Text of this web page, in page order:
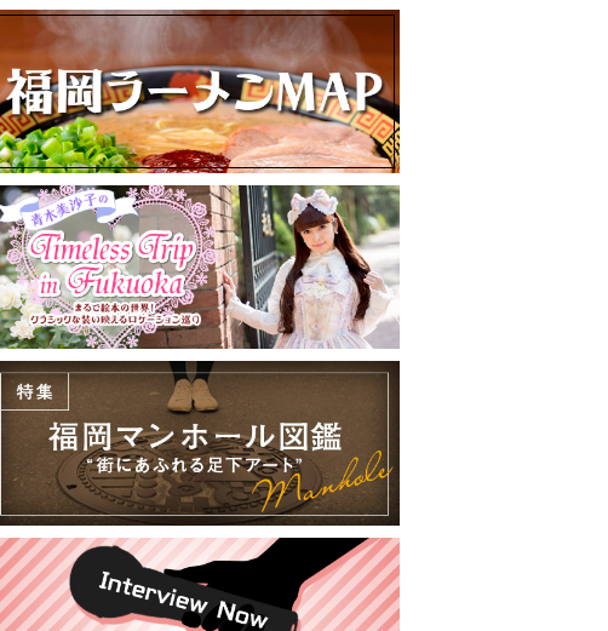
ヴィーガン・ベジタリアンメニュー試食ツアー in 福岡市
2023.03.07
磯ぎよからず 博多本店 〜 ヴィーガン・ベジタリアンメニュー試
食ツアー in 福岡市！〜
2023.03.02
リトルスタンド大名店 〜 ヴィーガン・ベジタリアンメニュー
試食ツアー in 福岡市！〜
2023.02.28
東筑軒 折尾本社うどん店